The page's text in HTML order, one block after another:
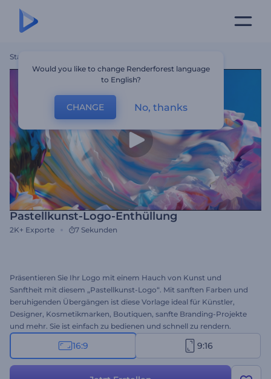
Startseite
Pastellkunst-Logo-Enthüllung
2K+ Exporte 7 Sekunden
Präsentieren Sie Ihr Logo mit einem Hauch von Kunst und
Sanftheit mit diesem „Pastellkunst-Logo“. Mit sanften Farben und
beruhigenden Übergängen ist diese Vorlage ideal für Künstler,
Designer, Kosmetikmarken, Boutiquen, sanfte Branding-Projekte
und mehr. Sie ist einfach zu bedienen und schnell zu rendern.
Personalisieren Sie Ihr Logo und Ihren Slogan und passen Sie die
Stimmung mit Ihrer Musikauswahl an. Gestalten Sie jetzt und
16:9 9:16
Would you like to change Renderforest language
to English?
CHANGE No, thanks